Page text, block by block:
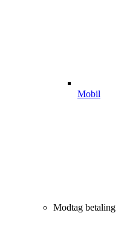
Mobil
Modtag betaling